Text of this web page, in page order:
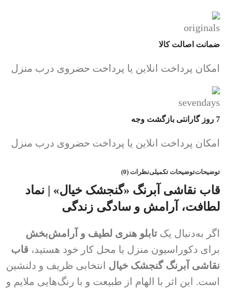
ضمانت اصالت کالا
امکان پرداخت انلاین یا پرداخت حضروی درب منزل
7 روز گارانتی بازگشت وجه
امکان پرداخت انلاین یا پرداخت حضروی درب منزل
توضیحاتتوضیحات تکمیلینظرات (0)
قاب نقاشی آبرنگ «گنجشک خیال» | نماد
لطافت، آرامش و سادگی زندگی
اگر به‌دنبال یک تابلو هنری لطیف و آرامش‌بخش
برای دکوراسیون منزل یا محل کار خود هستید، قاب
نقاشی آبرنگ گنجشک خیال انتخابی ظریف و دلنشین
است. این اثر با الهام از طبیعت و با رنگ‌هایی ملایم و